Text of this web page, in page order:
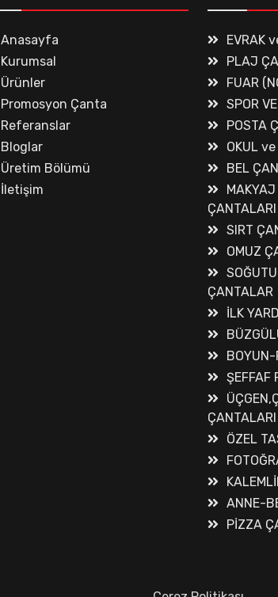
Anasayfa
Kurumsal
Ürünler
Promosyon Çanta
Referanslar
Bloglar
Üretim Bölümü
İletişim
EVRAK
PLAJ
FUAR
SPOR
POSTA
OKUL
BEL
MAKYAJ
ÇANTALARI
SIRT
OMUZ
ÇANTALAR
İLK
BOYUN-
ŞEFFAF
ÇANTALARI
ÖZEL
ANNE-
PİZZA